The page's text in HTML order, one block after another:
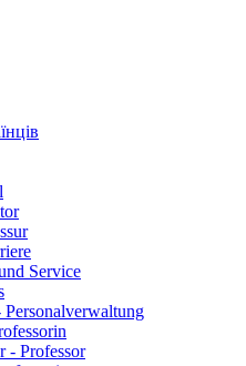
Service
- Professor